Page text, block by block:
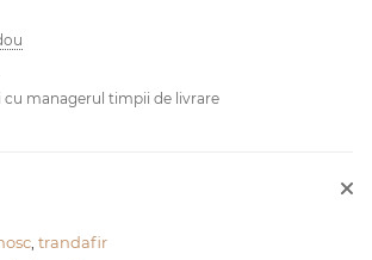
cu managerul timpii de livrare
trandafir